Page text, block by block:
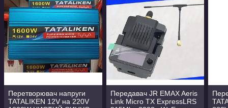
Перетворювач напруги
TATALIKEN 12V на 220V
Передавач JR EMAX Aeris
Link Micro TX ExpressLRS